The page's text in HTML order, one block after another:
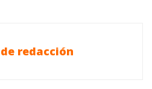
redacción